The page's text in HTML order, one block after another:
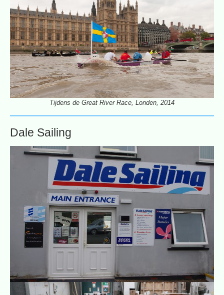
Tijdens de Great River Race, Londen, 2014
Dale Sailing